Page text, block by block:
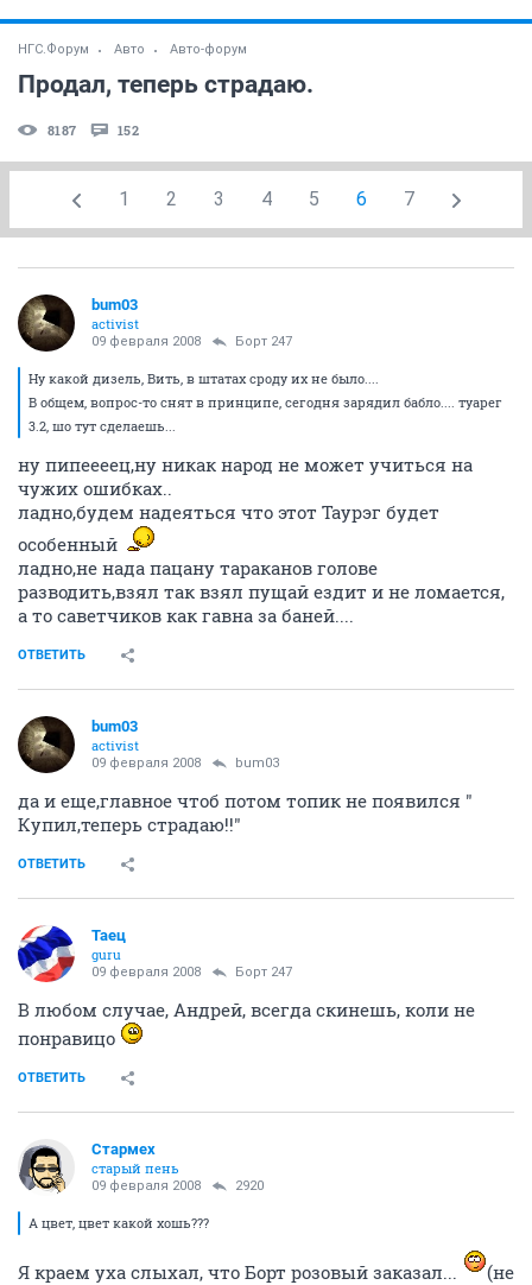
НГС.Форум Авто Авто-форум
Продал, теперь страдаю.
8187 152
1 2 3 4 5 6 7
bum03
activist
09 февраля 2008 Борт 247
Ну какой дизель, Вить, в штатах сроду их не было....
В общем, вопрос-то снят в принципе, сегодня зарядил бабло.... туарег
3.2, шо тут сделаешь...
ну пипеееец,ну никак народ не может учиться на
чужих ошибках..
ладно,будем надеяться что этот Таурэг будет
особенный
ладно,не нада пацану тараканов голове
разводить,взял так взял пущай ездит и не ломается,
а то саветчиков как гавна за баней....
ОТВЕТИТЬ
bum03
activist
09 февраля 2008 bum03
да и еще,главное чтоб потом топик не появился "
Купил,теперь страдаю!!"
ОТВЕТИТЬ
Таец
guru
09 февраля 2008 Борт 247
В любом случае, Андрей, всегда скинешь, коли не
понравицо
ОТВЕТИТЬ
Стармех
старый пень
09 февраля 2008 2920
А цвет, цвет какой хошь???
Я краем уха слыхал, что Борт розовый заказал...
(не